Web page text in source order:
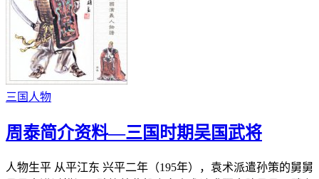
三国人物
周泰简介资料—三国时期吴国武将
人物生平 从平江东 兴平二年（195年），袁术派遣孙策的舅舅